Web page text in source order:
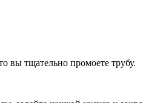
вы тщательно промоете трубу.